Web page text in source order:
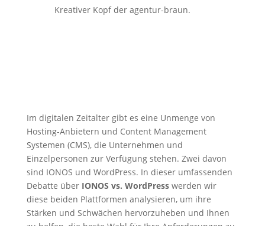
Kreativer Kopf der agentur-braun.
Im digitalen Zeitalter gibt es eine Unmenge von
Hosting-Anbietern und Content Management
Systemen (CMS), die Unternehmen und
Einzelpersonen zur Verfügung stehen. Zwei davon
sind IONOS und WordPress. In dieser umfassenden
Debatte über IONOS vs. WordPresswerden wir
diese beiden Plattformen analysieren, um ihre
Stärken und Schwächen hervorzuheben und Ihnen